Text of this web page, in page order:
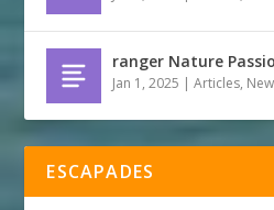
ranger Nature
Jan 1, 2025 |Articles,
ESCAPADES